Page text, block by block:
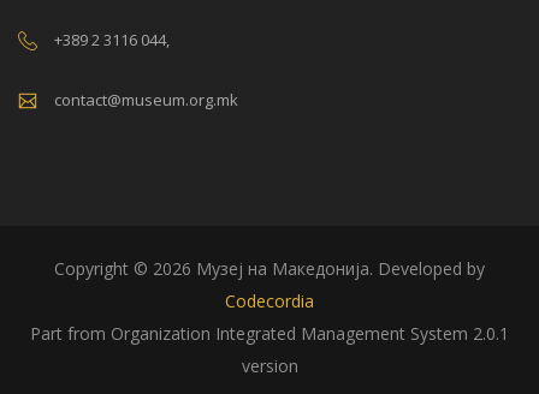
+389 2 3116 044,
contact@museum.org.mk
Copyright © 2026 Музеј на Македонија. Developed by
Codecordia
Part from Organization Integrated Management System 2.0.1
version